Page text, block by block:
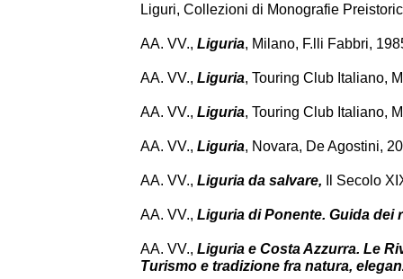
Liguri, Collezioni di Monografie
AA. VV., Liguria, Milano, F.lli Fabbri,
AA. VV., Liguria, Touring Club Italiano,
AA. VV., Liguria, Touring Club Italiano,
AA. VV., Liguria, Novara, De Agostini,
AA. VV., Liguria da salvare, Il Secolo
AA. VV., Liguria di Ponente. Guida dei
AA. VV., Liguria e Costa Azzurra. Le
Turismo e tradizione fra natura,